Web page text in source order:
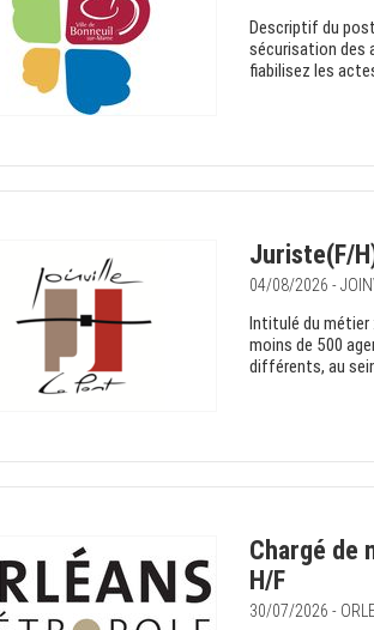
Descriptif du
sécurisation des
fiabilisez les
Juriste(F/
04/08/2026 -
Intitulé du métier
moins de 500
différents, au
Chargé de
H/F
30/07/2026 -